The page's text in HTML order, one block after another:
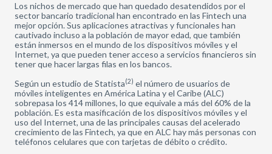
Los nichos de mercado que han quedado desatendidos por el
sector bancario tradicional han encontrado en las Fintech una
mejor opción. Sus aplicaciones atractivas y funcionales han
cautivado incluso a la población de mayor edad, que también
están inmersos en el mundo de los dispositivos móviles y el
Internet, ya que pueden tener acceso a servicios financieros sin
tener que hacer largas filas en los bancos.
Según un estudio de Statista(2) el número de usuarios de
móviles inteligentes en América Latina y el Caribe (ALC)
sobrepasa los 414 millones, lo que equivale a más del 60% de la
población. Es esta masificación de los dispositivos móviles y el
uso del Internet, una de las principales causas del acelerado
crecimiento de las Fintech, ya que en ALC hay más personas con
teléfonos celulares que con tarjetas de débito o crédito.